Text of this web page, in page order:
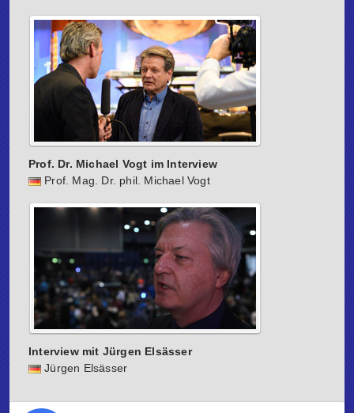
Prof. Dr. Michael Vogt im Interview
Prof. Mag. Dr. phil. Michael Vogt
Interview mit Jürgen Elsässer
Jürgen Elsässer